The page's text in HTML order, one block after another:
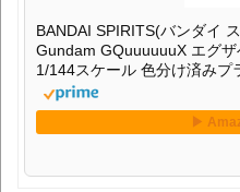
BANDAI SPIRITS(バンダイ
Gundam GQuuuuuuX エグ
1/144スケール 色分け済みプ